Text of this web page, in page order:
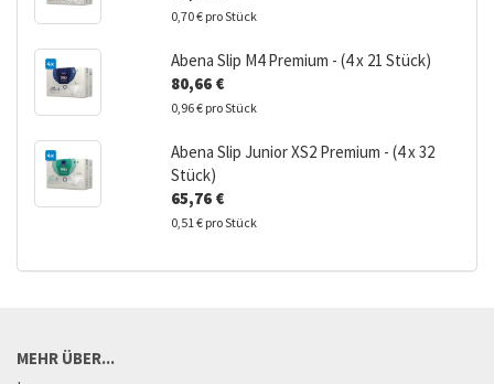
0,70 € pro Stück
Abena Slip M4 Premium - (4 x 21 Stück)
80,66 €
0,96 € pro Stück
Abena Slip Junior XS2 Premium - (4 x 32
Stück)
65,76 €
0,51 € pro Stück
MEHR ÜBER...